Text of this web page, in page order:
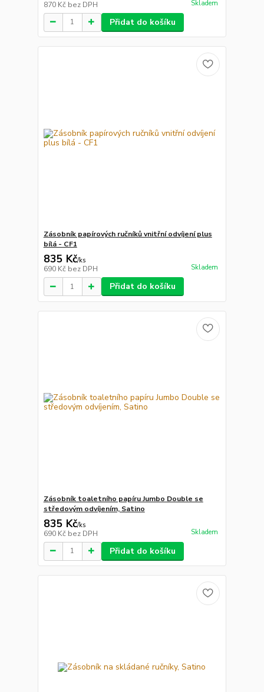
870 Kč bez DPH Skladem
Přidat do košíku
Zásobník papírových ručníků vnitřní odvíjení plus
bílá - CF1
835 Kč/ks
690 Kč bez DPH Skladem
Přidat do košíku
Zásobník toaletního papíru Jumbo Double se
středovým odvíjením, Satino
835 Kč/ks
690 Kč bez DPH Skladem
Přidat do košíku